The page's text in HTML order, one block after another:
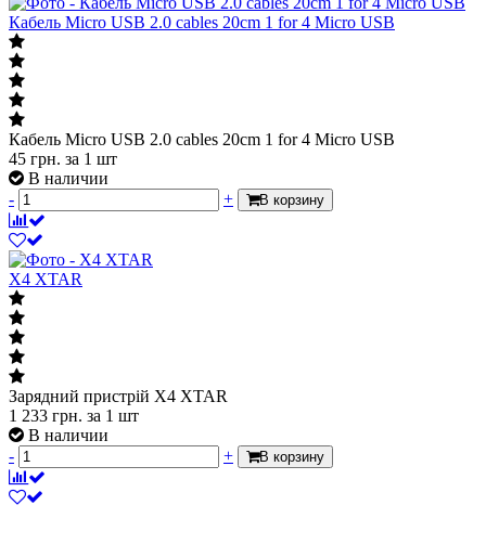
Кабель Micro USB 2.0 cables 20cm 1 for 4 Micro USB
Кабель Micro USB 2.0 cables 20cm 1 for 4 Micro USB
45 грн. за 1 шт
В наличии
-
+ В корзину
X4 XTAR
Зарядний пристрій X4 XTAR
1 233 грн. за 1 шт
В наличии
-
+ В корзину